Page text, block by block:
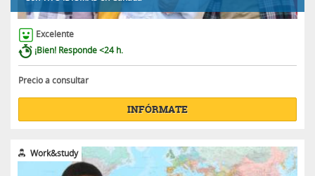
Excelente
¡Bien! Responde <24 h.
Precio a consultar
INFÓRMATE
Work&study